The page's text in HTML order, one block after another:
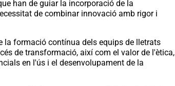
han de guiar la incorporació de la
de combinar innovació amb rigor i
la formació contínua dels equips de lletrats
de transformació, així com el valor de l'ètica,
en l'ús i el desenvolupament de la